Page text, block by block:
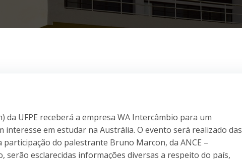
UFPE receberá a empresa WA Intercâmbio para um
em estudar na Austrália. O evento será realizado das
do palestrante Bruno Marcon, da ANCE –
esclarecidas informações diversas a respeito do país,